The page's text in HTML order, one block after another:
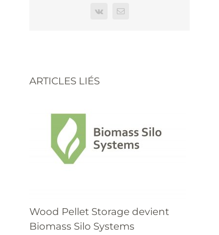
Vk Email
ARTICLES LIÉS
Wood Pellet Storage devient
Biomass Silo Systems